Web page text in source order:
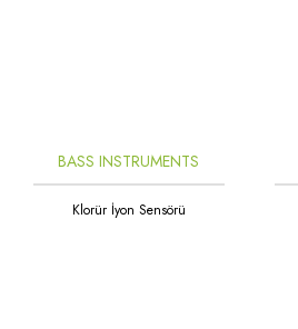
BASS INSTRUMENTS
Klorür İyon Sensörü